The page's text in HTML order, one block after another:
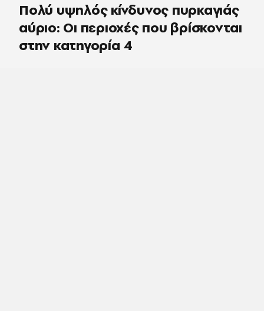
Πολύ υψηλός κίνδυνος πυρκαγιάς
αύριο: Οι περιοχές που βρίσκονται
στην κατηγορία 4